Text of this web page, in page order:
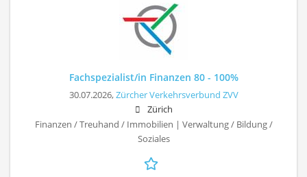
Fachspezialist/in Finanzen 80 - 100%
30.07.2026,Zürcher Verkehrsverbund ZVV
Zürich
Finanzen / Treuhand / Immobilien | Verwaltung / Bildung /
Soziales